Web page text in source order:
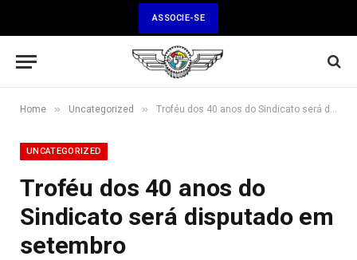
ASSOCIE-SE
Home » Uncategorized » Troféu dos 40 anos do Sindicato será disputado em setembro
UNCATEGORIZED
Troféu dos 40 anos do
Sindicato será disputado em
setembro